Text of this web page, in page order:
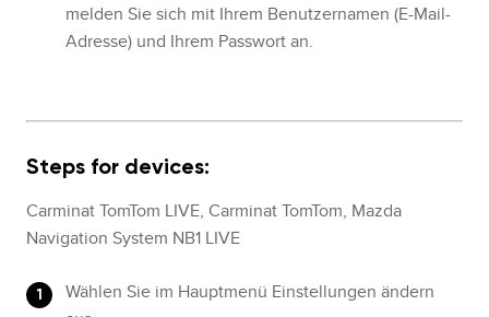
melden Sie sich mit Ihrem Benutzernamen (E-Mail-
Adresse) und Ihrem Passwort an.
Steps for devices:
Carminat TomTom LIVE, Carminat TomTom, Mazda
Navigation System NB1 LIVE
Wählen Sie im Hauptmenü Einstellungen ändern